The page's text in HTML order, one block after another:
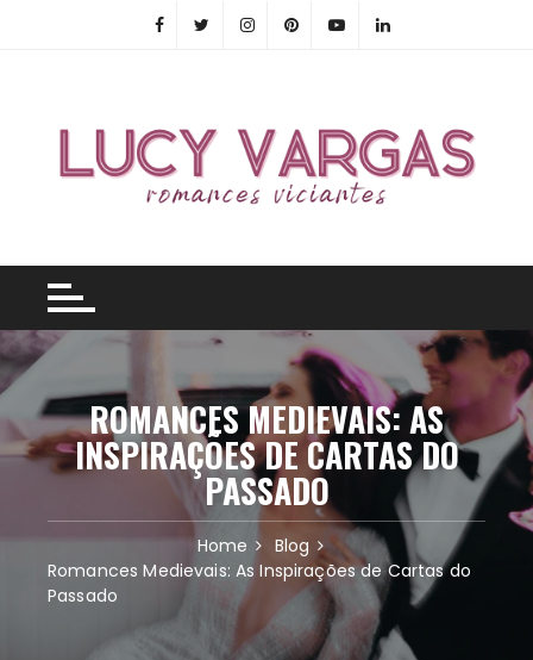
ROMANCES MEDIEVAIS: AS
INSPIRAÇÕES DE CARTAS DO
PASSADO
Home
Blog
Romances Medievais: As Inspirações de Cartas do
Passado